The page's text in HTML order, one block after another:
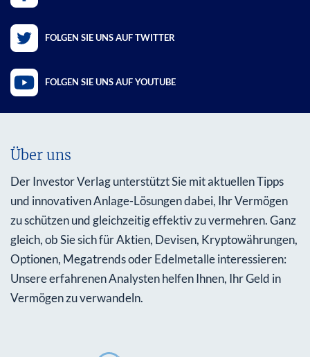
FOLGEN SIE UNS AUF TWITTER
FOLGEN SIE UNS AUF YOUTUBE
Über uns
Der Investor Verlag unterstützt Sie mit aktuellen Tipps
und innovativen Anlage-Lösungen dabei, Ihr Vermögen
zu schützen und gleichzeitig effektiv zu vermehren. Ganz
gleich, ob Sie sich für Aktien, Devisen, Kryptowährungen,
Optionen, Megatrends oder Edelmetalle interessieren:
Unsere erfahrenen Analysten helfen Ihnen, Ihr Geld in
Vermögen zu verwandeln.